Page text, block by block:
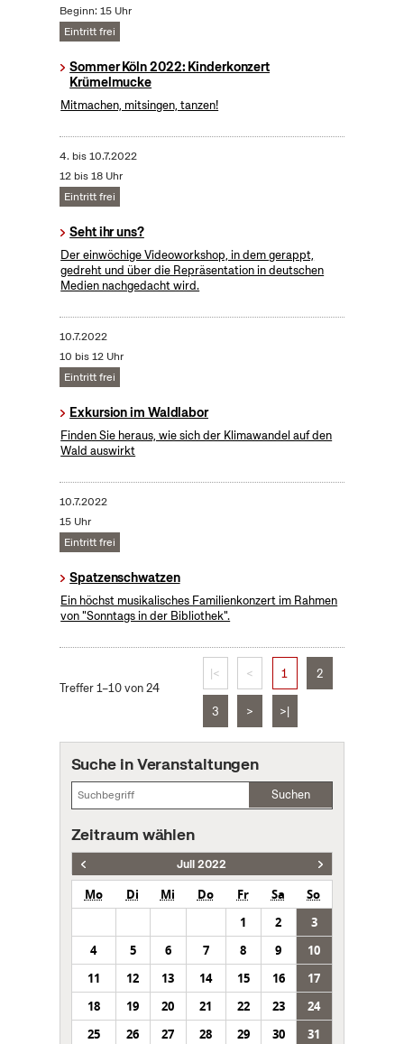
Beginn: 15 Uhr
Eintritt frei
Sommer Köln 2022: Kinderkonzert
Krümelmucke
Mitmachen, mitsingen, tanzen!
4. bis10.7.2022
12 bis 18 Uhr
Eintritt frei
Seht ihr uns?
Der einwöchige Videoworkshop, in dem gerappt,
gedreht und über die Repräsentation in deutschen
Medien nachgedacht wird.
10.7.2022
10 bis 12 Uhr
Eintritt frei
Exkursion im Waldlabor
Finden Sie heraus, wie sich der Klimawandel auf den
Wald auswirkt
10.7.2022
15 Uhr
Eintritt frei
Spatzenschwatzen
Ein höchst musikalisches Familienkonzert im Rahmen
von "Sonntags in der Bibliothek".
Treffer 1–10 von 24
|< < 1 2
3 > >|
Suche in Veranstaltungen
Suchen
Zeitraum wählen
Juli 2022
Mo Di Mi Do Fr Sa
So
1
2
3
4
5 6 7 8 9
10
11
12 13 14 15 16
17
18
19 20 21 22 23
24
25
26 27 28 29 30 31